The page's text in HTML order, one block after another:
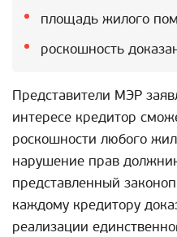
площадь жилого
роскошность
Представители МЭР
интересе кредитор
роскошности любого
нарушение прав
представленный
каждому кредитору
реализации